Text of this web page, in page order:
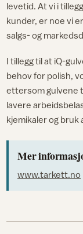
levetid. At vi i
kunder, er noe vi
salgs- og
I tillegg til at iQ-
behov for polish,
ettersom gulvene
lavere
kjemikaler og bruk
Mer
www.tarkett.no